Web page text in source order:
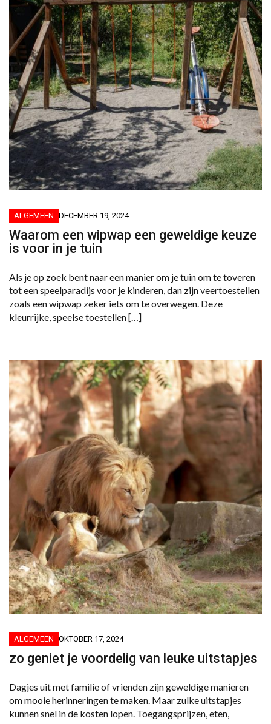
ALGEMEEN DECEMBER 19, 2024
Waarom een wipwap een geweldige keuze
is voor in je tuin
Als je op zoek bent naar een manier om je tuin om te toveren
tot een speelparadijs voor je kinderen, dan zijn veertoestellen
zoals een wipwap zeker iets om te overwegen. Deze
kleurrijke, speelse toestellen […]
ALGEMEEN OKTOBER 17, 2024
zo geniet je voordelig van leuke uitstapjes
Dagjes uit met familie of vrienden zijn geweldige manieren
om mooie herinneringen te maken. Maar zulke uitstapjes
kunnen snel in de kosten lopen. Toegangsprijzen, eten,